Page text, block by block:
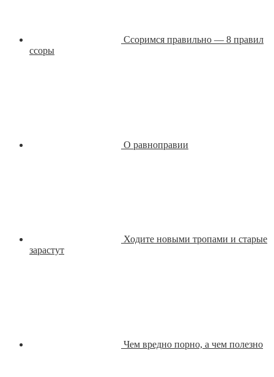
Ссоримся правильно — 8 правил
ссоры
О равноправии
Ходите новыми тропами и старые
зарастут
Чем вредно порно, а чем полезно